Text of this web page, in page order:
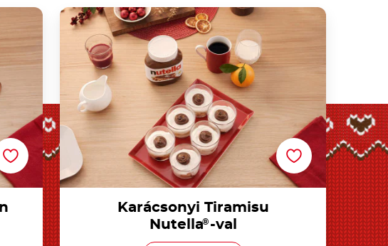
Karácsonyi Tiramisu Nutella®-val
Karácsonyi Tiramisu
Nutella® -val